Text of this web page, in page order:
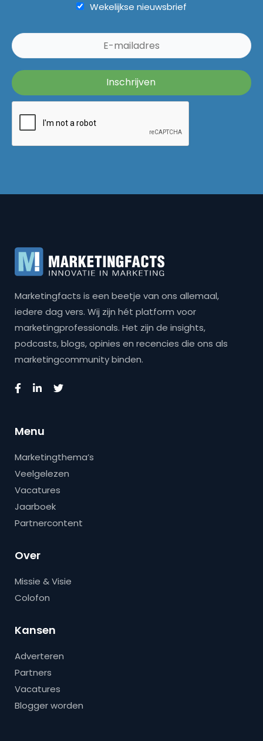
Wekelijkse nieuwsbrief
Marketingfacts is een beetje van ons allemaal,
iedere dag vers. Wij zijn hét platform voor
marketingprofessionals. Het zijn de insights,
podcasts, blogs, opinies en recencies die ons als
marketingcommunity binden.
Menu
Marketingthema’s
Veelgelezen
Vacatures
Jaarboek
Partnercontent
Over
Missie & Visie
Colofon
Kansen
Adverteren
Partners
Vacatures
Blogger worden